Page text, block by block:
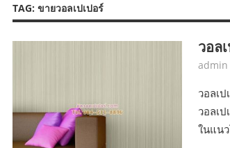
TAG:ขายวอลเปเปอร์
วอล
June
admin
วอลเ
วอลเ
ในแน